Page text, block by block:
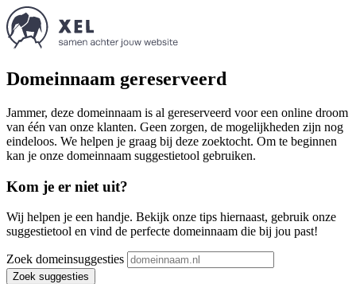
Domeinnaam gereserveerd
Jammer, deze domeinnaam is al gereserveerd voor een online droom
van één van onze klanten. Geen zorgen, de mogelijkheden zijn nog
eindeloos. We helpen je graag bij deze zoektocht. Om te beginnen
kan je onze domeinnaam suggestietool gebruiken.
Kom je er niet uit?
Wij helpen je een handje. Bekijk onze tips hiernaast, gebruik onze
suggestietool en vind de perfecte domeinnaam die bij jou past!
Zoek domeinsuggesties
Zoek suggesties